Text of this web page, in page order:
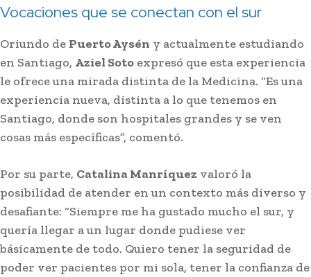
Vocaciones que se conectan con el sur
Oriundo de Puerto Aysén y actualmente estudiando
en Santiago, Aziel Soto expresó que esta experiencia
le ofrece una mirada distinta de la Medicina. “Es una
experiencia nueva, distinta a lo que tenemos en
Santiago, donde son hospitales grandes y se ven
cosas más específicas”, comentó.
Por su parte, Catalina Manríquez valoró la
posibilidad de atender en un contexto más diverso y
desafiante: “Siempre me ha gustado mucho el sur, y
quería llegar a un lugar donde pudiese ver
básicamente de todo. Quiero tener la seguridad de
poder ver pacientes por mi sola, tener la confianza de